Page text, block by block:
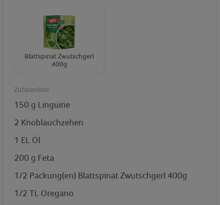
Blattspinat Zwutschgerl
400g
Zutatenliste
150 g Linguine
2 Knoblauchzehen
1 EL Öl
200 g Feta
1/2 Packung(en) Blattspinat Zwutschgerl 400g
1/2 TL Oregano